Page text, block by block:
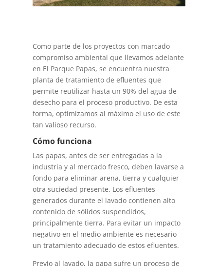
Como parte de los proyectos con marcado
compromiso ambiental que llevamos adelante
en El Parque Papas, se encuentra nuestra
planta de tratamiento de efluentes que
permite reutilizar hasta un 90% del agua de
desecho para el proceso productivo. De esta
forma, optimizamos al máximo el uso de este
tan valioso recurso.
Cómo funciona
Las papas, antes de ser entregadas a la
industria y al mercado fresco, deben lavarse a
fondo para eliminar arena, tierra y cualquier
otra suciedad presente. Los efluentes
generados durante el lavado contienen alto
contenido de sólidos suspendidos,
principalmente tierra. Para evitar un impacto
negativo en el medio ambiente es necesario
un tratamiento adecuado de estos efluentes.
Previo al lavado, la papa sufre un proceso de